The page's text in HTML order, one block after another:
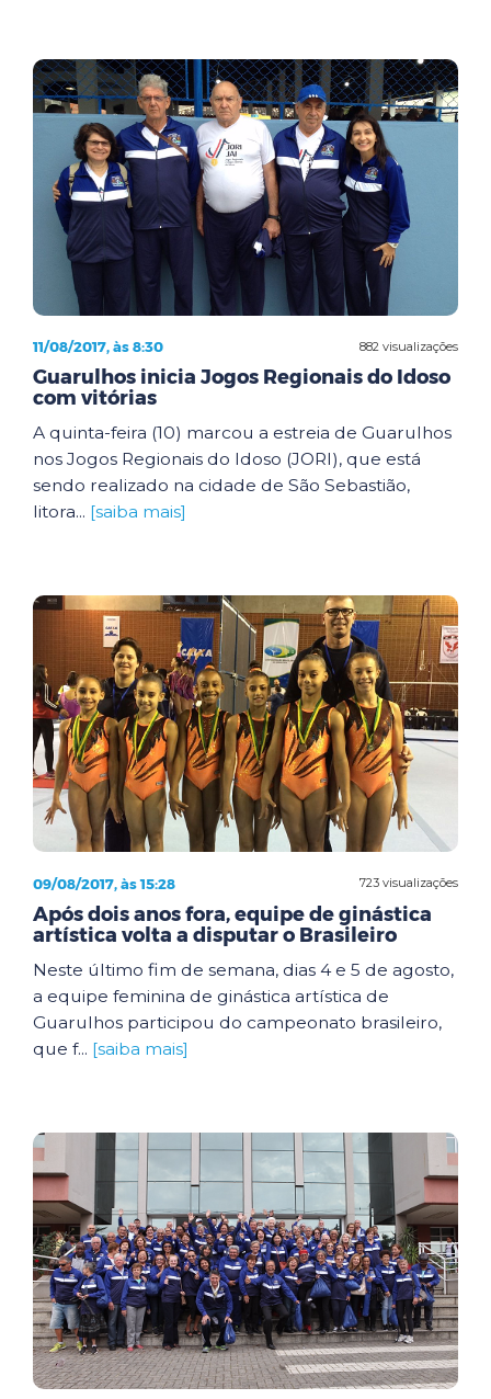
882 visualizações
11/08/2017, às 8:30
Guarulhos inicia Jogos Regionais do Idoso
com vitórias
A quinta-feira (10) marcou a estreia de Guarulhos
nos Jogos Regionais do Idoso (JORI), que está
sendo realizado na cidade de São Sebastião,
litora... [saiba mais]
723 visualizações
09/08/2017, às 15:28
Após dois anos fora, equipe de ginástica
artística volta a disputar o Brasileiro
Neste último fim de semana, dias 4 e 5 de agosto,
a equipe feminina de ginástica artística de
Guarulhos participou do campeonato brasileiro,
que f... [saiba mais]